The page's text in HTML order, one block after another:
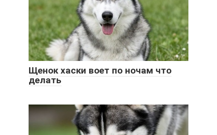
Щенок хаски воет по ночам что
делать